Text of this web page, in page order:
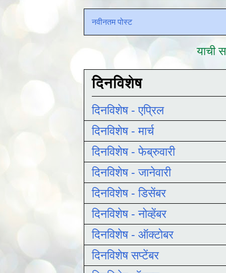
नवीनतम पोस्ट
याची
दिनविशेष
दिनविशेष - एप्रिल
दिनविशेष - मार्च
दिनविशेष - फेब्रुवारी
दिनविशेष - जानेवारी
दिनविशेष - डिसेंबर
दिनविशेष - नोव्हेंबर
दिनविशेष - ऑक्टोबर
दिनविशेष सप्टेंबर